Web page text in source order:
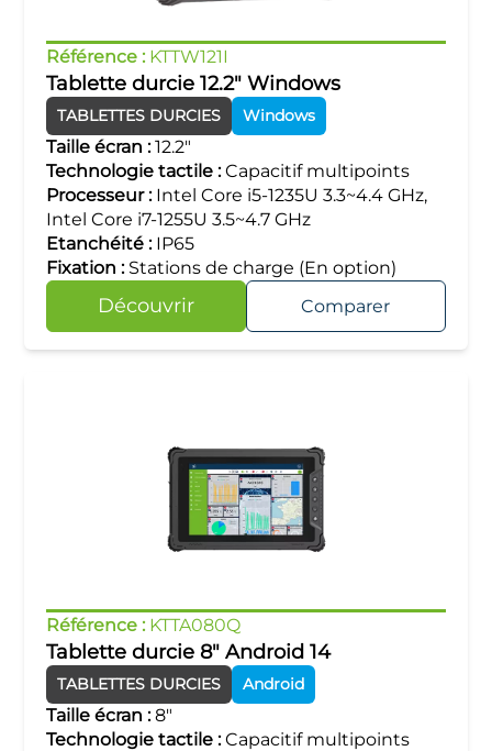
Référence : KTTW121I
Tablette durcie 12.2" Windows
TABLETTES DURCIES Windows
Taille écran :12.2"
Technologie tactile :Capacitif multipoints
Processeur : Intel Core i5-1235U 3.3~4.4 GHz,
Intel Core i7-1255U 3.5~4.7 GHz
Etanchéité : IP65
Fixation : Stations de charge (En option)
Découvrir Comparer
Référence : KTTA080Q
Tablette durcie 8" Android 14
TABLETTES DURCIES Android
Taille écran :8"
Technologie tactile :Capacitif multipoints